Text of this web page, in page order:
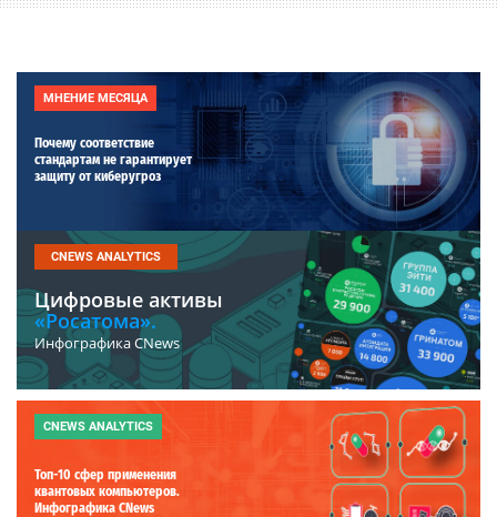
МНЕНИЕ МЕСЯЦА
Почему соответствие
стандартам не гарантирует
защиту от киберугроз
CNEWS ANALYTICS
Цифровые активы
«Росатома».
Инфографика CNews
CNEWS ANALYTICS
Топ-10 сфер применения
квантовых компьютеров.
Инфографика CNews